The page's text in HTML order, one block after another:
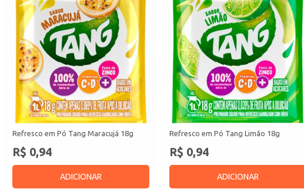
Refresco em Pó Tang Maracujá 18g
R$ 0,94
ADICIONAR
Refresco em Pó Tang Limão 18g
R$ 0,94
ADICIONAR